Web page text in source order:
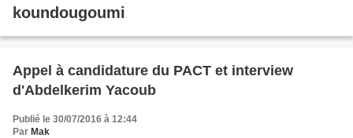
koundougoumi
Appel à candidature du PACT et interview
d'Abdelkerim Yacoub
Publié le 30/07/2016 à 12:44
Par Mak